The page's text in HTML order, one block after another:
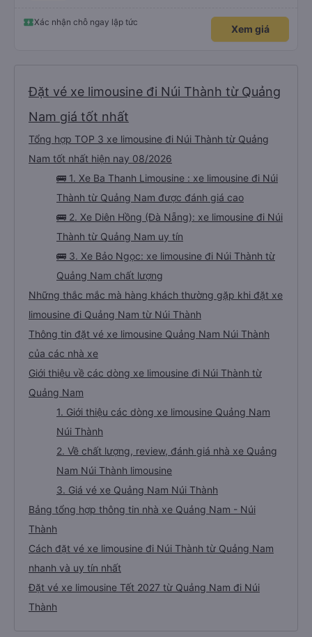
Xác nhận chỗ ngay lập tức
Xem giá
Đặt vé xe limousine đi Núi Thành từ Quảng
Nam giá tốt nhất
Tổng hợp TOP 3 xe limousine đi Núi Thành từ Quảng
Nam tốt nhất hiện nay 08/2026
🚌 1. Xe Ba Thanh Limousine : xe limousine đi Núi
Thành từ Quảng Nam được đánh giá cao
🚌 2. Xe Diên Hồng (Đà Nẵng): xe limousine đi Núi
Thành từ Quảng Nam uy tín
🚌 3. Xe Bảo Ngọc: xe limousine đi Núi Thành từ
Quảng Nam chất lượng
Những thắc mắc mà hàng khách thường gặp khi đặt xe
limousine đi Quảng Nam từ Núi Thành
Thông tin đặt vé xe limousine Quảng Nam Núi Thành
của các nhà xe
Giới thiệu về các dòng xe limousine đi Núi Thành từ
Quảng Nam
1. Giới thiệu các dòng xe limousine Quảng Nam
Núi Thành
2. Về chất lượng, review, đánh giá nhà xe Quảng
Nam Núi Thành limousine
3. Giá vé xe Quảng Nam Núi Thành
Bảng tổng hợp thông tin nhà xe Quảng Nam - Núi
Thành
Cách đặt vé xe limousine đi Núi Thành từ Quảng Nam
nhanh và uy tín nhất
Đặt vé xe limousine Tết 2027 từ Quảng Nam đi Núi
Thành